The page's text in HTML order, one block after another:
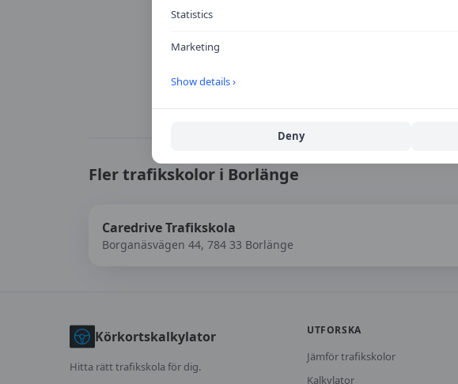
Fler trafikskolor i Borlänge
Caredrive Trafikskola
Borganäsvägen 44, 784 33 Borlänge
Körkortskalkylator
Hitta rätt trafikskola för dig.
UTFORSKA
Jämför trafikskolor
Kalkylator
Statistics
Marketing
Show details ›
Deny